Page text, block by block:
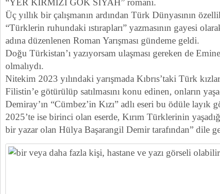
“YER KIRMIZI GÖK SİYAH” romanı.
Üç yıllık bir çalışmanın ardından Türk Dünyasının
“Türklerin ruhundaki ıstırapları” yazmasının gayesi
adına düzenlenen Roman Yarışması gündeme geldi.
Doğu Türkistan’ı yazıyorsam ulaşması gereken de Emine
olmalıydı.
Nitekim 2023 yılındaki yarışmada Kıbrıs’taki Türk
Filistin’e götürülüp satılmasını konu edinen, onların
Demiray’ın “Cümbez’in Kızı” adlı eseri bu ödüle layık
2025’te ise birinci olan eserde, Kırım Türklerinin
bir yazar olan Hülya Başarangil Demir tarafından” dile